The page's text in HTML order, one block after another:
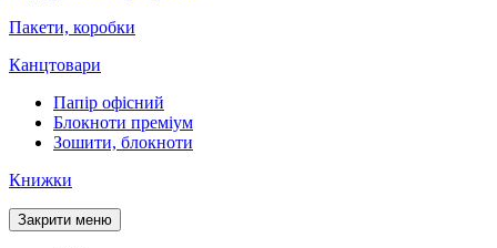
Пакети, коробки
Канцтовари
Папір офісний
Блокноти преміум
Зошити, блокноти
Книжки
Закрити меню